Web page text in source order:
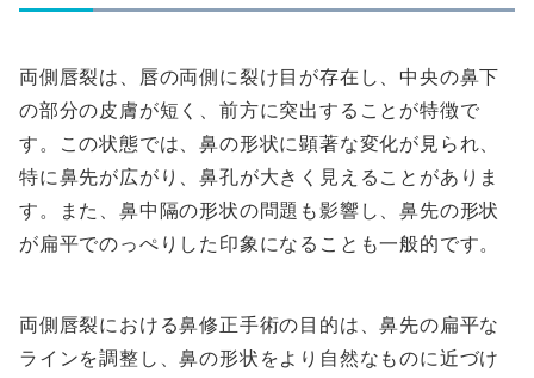
両側唇裂は、唇の両側に裂け目が存在し、中央の鼻下
の部分の皮膚が短く、前方に突出することが特徴で
す。この状態では、鼻の形状に顕著な変化が見られ、
特に鼻先が広がり、鼻孔が大きく見えることがありま
す。また、鼻中隔の形状の問題も影響し、鼻先の形状
が扁平でのっぺりした印象になることも一般的です。
両側唇裂における鼻修正手術の目的は、鼻先の扁平な
ラインを調整し、鼻の形状をより自然なものに近づけ